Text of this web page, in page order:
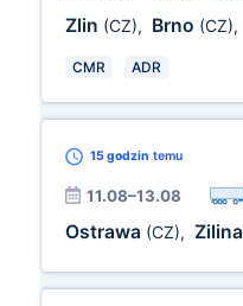
Zlin (CZ), Brno (CZ),
CMR ADR
15 godzin temu
11.08–13.08
Ostrawa (CZ), Zilina